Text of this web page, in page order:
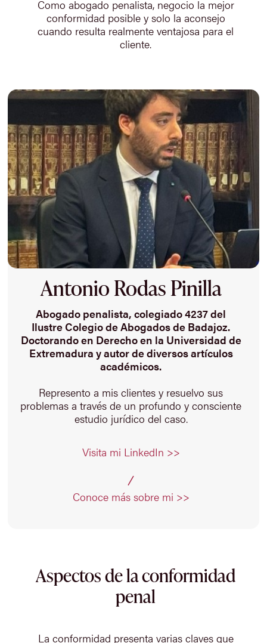
Como abogado penalista, negocio la mejor
conformidad posible y solo la aconsejo
cuando resulta realmente ventajosa para el
cliente.
Antonio Rodas Pinilla
Abogado penalista, colegiado 4237 del
Ilustre Colegio de Abogados de Badajoz.
Doctorando en Derecho en la Universidad de
Extremadura y autor de diversos artículos
académicos.
Represento a mis clientes y resuelvo sus
problemas a través de un profundo y consciente
estudio jurídico del caso.
Visita mi LinkedIn >>
Conoce más sobre mi >>
Aspectos de la conformidad
penal
La conformidad presenta varias claves que